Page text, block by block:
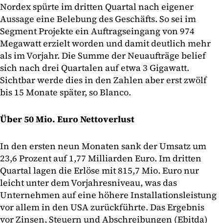
Nordex spürte im dritten Quartal nach eigener
Aussage eine Belebung des Geschäfts. So sei im
Segment Projekte ein Auftragseingang von 974
Megawatt erzielt worden und damit deutlich mehr
als im Vorjahr. Die Summe der Neuaufträge belief
sich nach drei Quartalen auf etwa 3 Gigawatt.
Sichtbar werde dies in den Zahlen aber erst zwölf
bis 15 Monate später, so Blanco.
Über 50 Mio. Euro Nettoverlust
In den ersten neun Monaten sank der Umsatz um
23,6 Prozent auf 1,77 Milliarden Euro. Im dritten
Quartal lagen die Erlöse mit 815,7 Mio. Euro nur
leicht unter dem Vorjahresniveau, was das
Unternehmen auf eine höhere Installationsleistung
vor allem in den USA zurückführte. Das Ergebnis
vor Zinsen, Steuern und Abschreibungen (Ebitda)